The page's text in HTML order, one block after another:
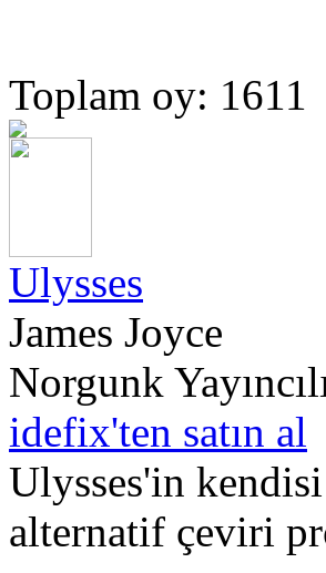
Toplam oy: 1611
Ulysses
James Joyce
Norgunk
idefix'ten satın al
Ulysses'in
alternatif çeviri